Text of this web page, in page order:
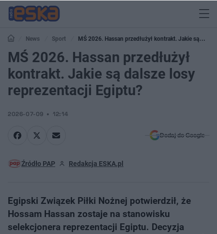
News Sport
MŚ 2026. Hassan przedłużył kontrakt. Jakie są
dalsze losy reprezentacji Egiptu?
MŚ 2026. Hassan przedłużył
kontrakt. Jakie są dalsze losy
reprezentacji Egiptu?
2026-07-09 12:14
Dodaj do Google
Źródło PAP Redakcja ESKA.pl
Egipski Związek Piłki Nożnej potwierdził, że
Hossam Hassan zostaje na stanowisku
selekcjonera reprezentacji Egiptu. Decyzja